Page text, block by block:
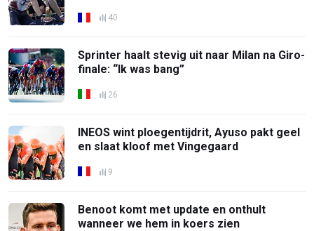
40
Sprinter haalt stevig uit naar Milan na Giro-
finale: “Ik was bang”
26
INEOS wint ploegentijdrit, Ayuso pakt geel
en slaat kloof met Vingegaard
9
Benoot komt met update en onthult
wanneer we hem in koers zien